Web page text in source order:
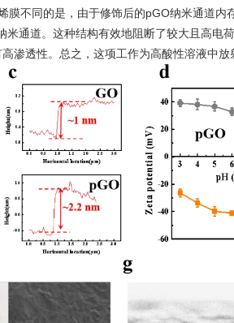
不同的是，由于修饰后的pGO纳米通道
通道。这种结构有效地阻断了较大且高
渗透性。总之，这项工作为高酸性溶液中